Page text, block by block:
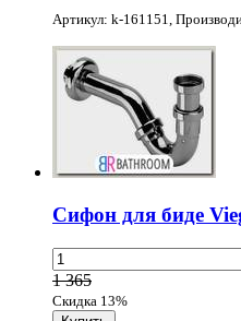
Артикул: k-161151,
Сифон для биде
1 365
Скидка 13%